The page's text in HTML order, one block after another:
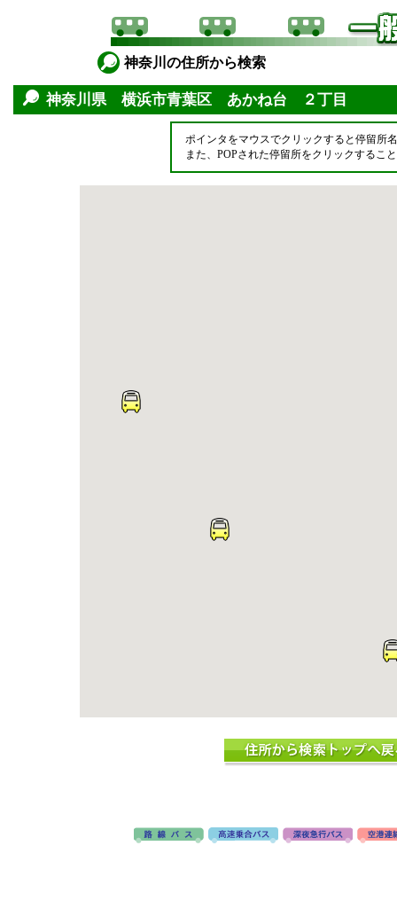
神奈川の住所から検索
神奈川県 横浜市青葉区 あかね台 ２丁目
ポインタをマウスでクリックすると停留所
また、POPされた停留所をクリックするこ